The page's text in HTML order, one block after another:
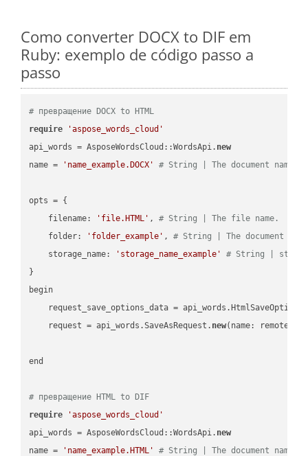
Como converter DOCX to DIF em
Ruby: exemplo de código passo a
passo
# превращение DOCX to HTML
require
'aspose_words_cloud'
api_words = AsposeWordsCloud::WordsApi. new
name =
'name_example.DOCX' # String | The document name.
opts = {
    filename:
'file.HTML' , # String | The file name.
    folder:
'folder_example' , # String | The document
    storage_name:
'storage_name_example'
# String |
}
begin
request_save_options_data =
    request = api_words.SaveAsRequest.
new(name:
end
# превращение HTML to DIF
require
'aspose_words_cloud'
api_words = AsposeWordsCloud::WordsApi. new
name =
'name_example.HTML' # String | The document name.